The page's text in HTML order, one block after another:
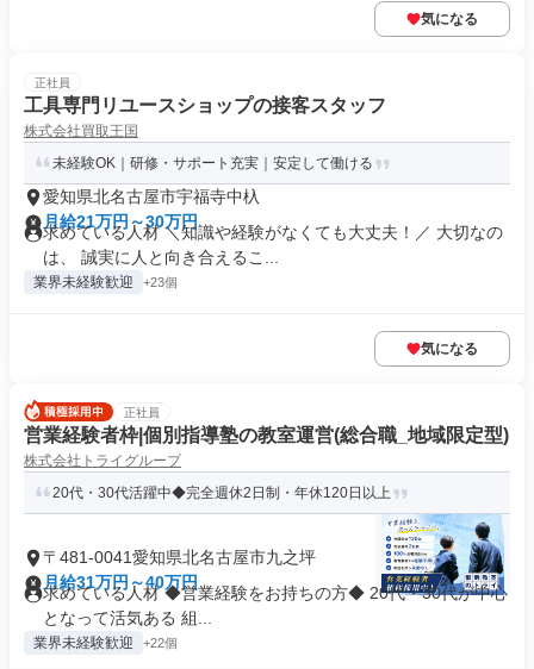
気になる
正社員
工具専門リユースショップの接客スタッフ
株式会社買取王国
未経験OK｜研修・サポート充実｜安定して働ける
愛知県北名古屋市宇福寺中杁
月給21万円～30万円
求めている人材 ＼知識や経験がなくても大丈夫！／ 大切なの
は、 誠実に人と向き合えるこ...
業界未経験歓迎 +23個
気になる
正社員
営業経験者枠|個別指導塾の教室運営(総合職_地域限定型)
株式会社トライグループ
20代・30代活躍中◆完全週休2日制・年休120日以上
〒481-0041愛知県北名古屋市九之坪
月給31万円～40万円
求めている人材 ◆営業経験をお持ちの方◆ 20代・30代が中心
となって活気ある 組...
業界未経験歓迎 +22個